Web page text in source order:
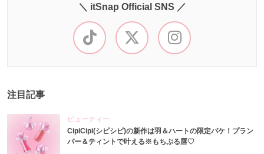
＼ itSnap Official SNS ／
注目記事
ビューティー
CipiCipi(シピシピ)の新作は羽＆ハートの限定パケ！プラン
パー＆ティントで叶える※もちぷる唇♡